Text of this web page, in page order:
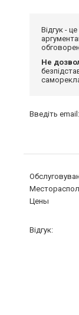
Відгук -
Не
Введіть email:
Цены
Відгук: